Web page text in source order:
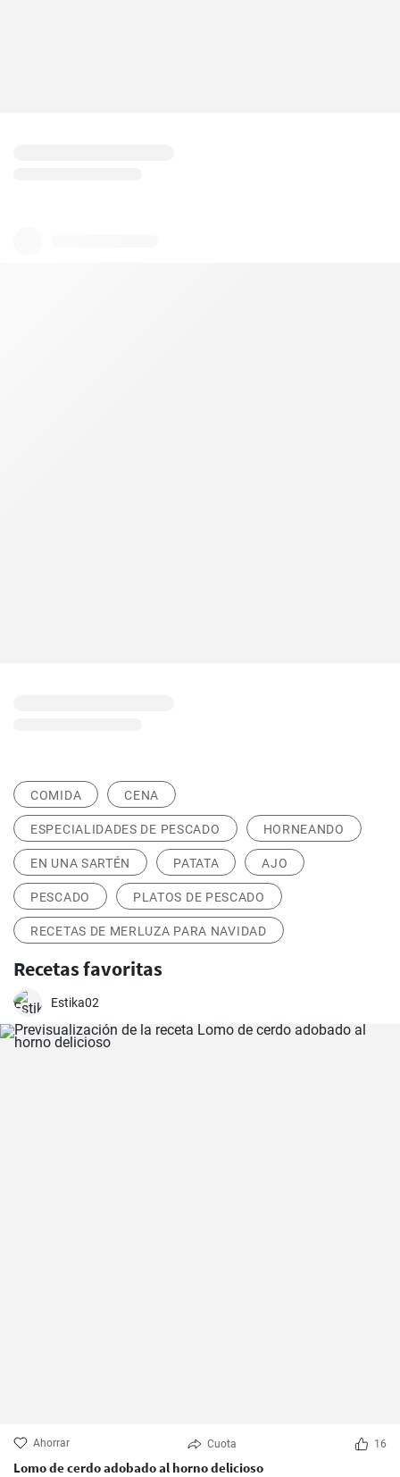
COMIDA CENA
ESPECIALIDADES DE PESCADO HORNEANDO
EN UNA SARTÉN PATATA AJO
PESCADO PLATOS DE PESCADO
RECETAS DE MERLUZA PARA NAVIDAD
Recetas favoritas
Estika02
Ahorrar Cuota 16
Lomo de cerdo adobado al horno delicioso